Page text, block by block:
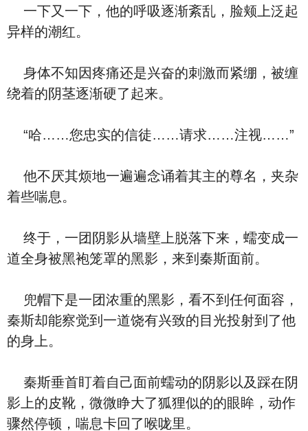
一下又一下，他的呼吸逐渐紊乱，脸颊上泛起
异样的潮红。
身体不知因疼痛还是兴奋的刺激而紧绷，被缠
绕着的阴茎逐渐硬了起来。
“哈……您忠实的信徒……请求……注视……”
他不厌其烦地一遍遍念诵着其主的尊名，夹杂
着些喘息。
终于，一团阴影从墙壁上脱落下来，蠕变成一
道全身被黑袍笼罩的黑影，来到秦斯面前。
兜帽下是一团浓重的黑影，看不到任何面容，
秦斯却能察觉到一道饶有兴致的目光投射到了他
的身上。
秦斯垂首盯着自己面前蠕动的阴影以及踩在阴
影上的皮靴，微微睁大了狐狸似的的眼眸，动作
骤然停顿，喘息卡回了喉咙里。